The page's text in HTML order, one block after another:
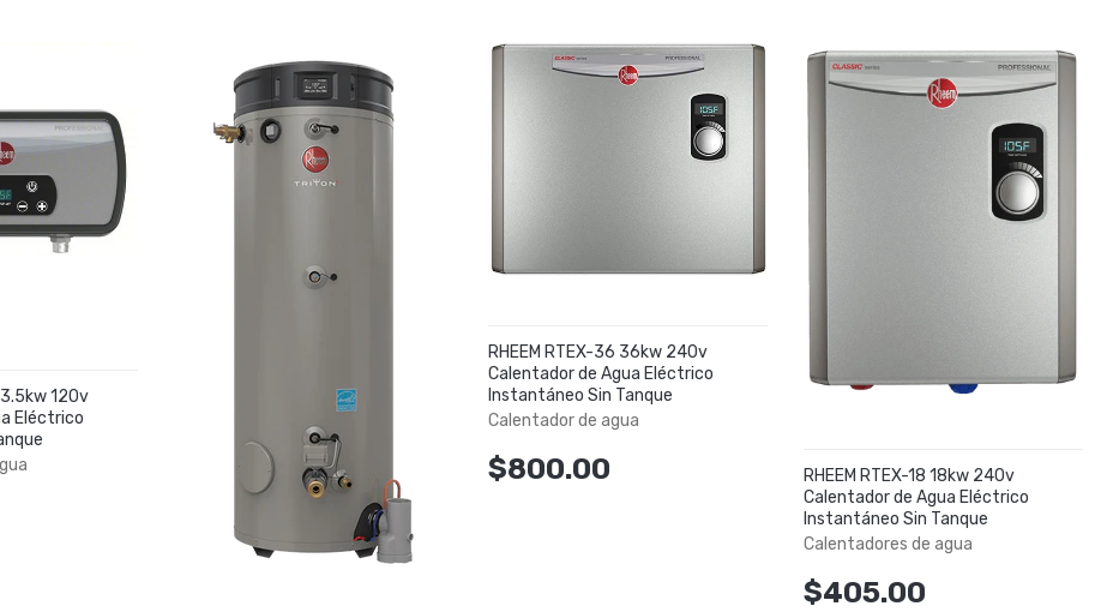
3.5kw 120v
Eléctrico
RHEEM RTEX-36 36kw 240v
Calentador de Agua Eléctrico
Instantáneo Sin Tanque
Calentador de agua
$800.00
RHEEM RTEX-18 18kw 240v
Calentador de Agua Eléctrico
Instantáneo Sin Tanque
Calentadores de agua
$405.00